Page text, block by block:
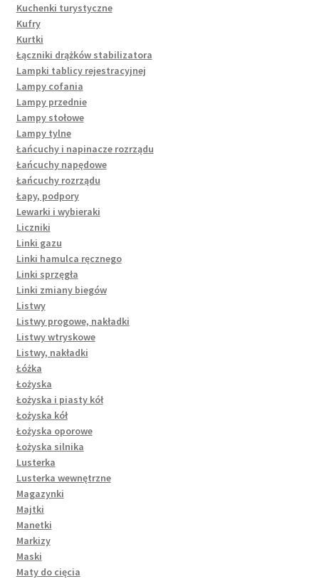
Kuchenki turystyczne
Kufry
Kurtki
Łączniki drążków stabilizatora
Lampki tablicy rejestracyjnej
Lampy cofania
Lampy przednie
Lampy stołowe
Lampy tylne
Łańcuchy i napinacze rozrządu
Łańcuchy napędowe
Łańcuchy rozrządu
Łapy, podpory
Lewarki i wybieraki
Liczniki
Linki gazu
Linki hamulca ręcznego
Linki sprzęgła
Linki zmiany biegów
Listwy
Listwy progowe, nakładki
Listwy wtryskowe
Listwy, nakładki
Łóżka
Łożyska
Łożyska i piasty kół
Łożyska kół
Łożyska oporowe
Łożyska silnika
Lusterka
Lusterka wewnętrzne
Magazynki
Majtki
Manetki
Markizy
Maski
Maty do cięcia